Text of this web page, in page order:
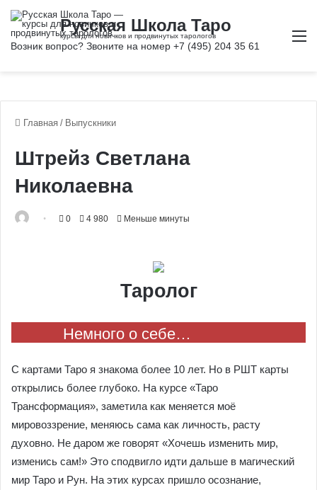
Главная / Выпускники
Штрейз Светлана
Николаевна
0 4 980 Меньше минуты
Таролог
Немного о себе…
С картами Таро я знакома более 10 лет. Но в РШТ карты
открылись более глубоко. На курсе «Таро
Трансформация», заметила как меняется моё
мировоззрение, меняюсь сама как личность, расту
духовно. Не даром же говорят «Хочешь изменить мир,
изменись сам!» Это сподвигло идти дальше в магический
мир Таро и Рун. На этих курсах пришло осознание,